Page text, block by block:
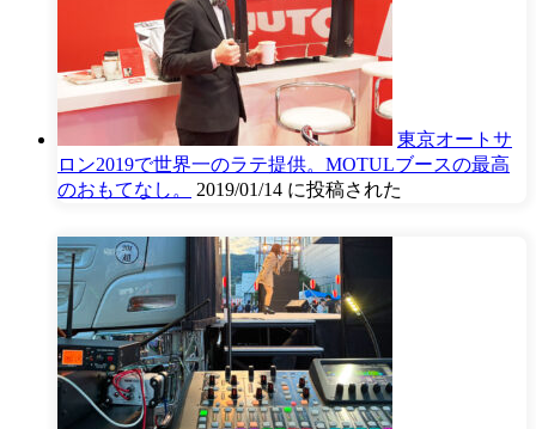
東京オートサ
ロン2019で世界一のラテ提供。MOTULブースの最高
のおもてなし。
2019/01/14 に投稿された